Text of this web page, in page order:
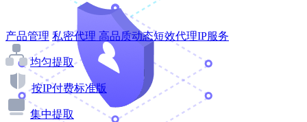
产品管理 私密代理 高品质动态短效代理IP服务
均匀提取
按IP付费标准版
集中提取